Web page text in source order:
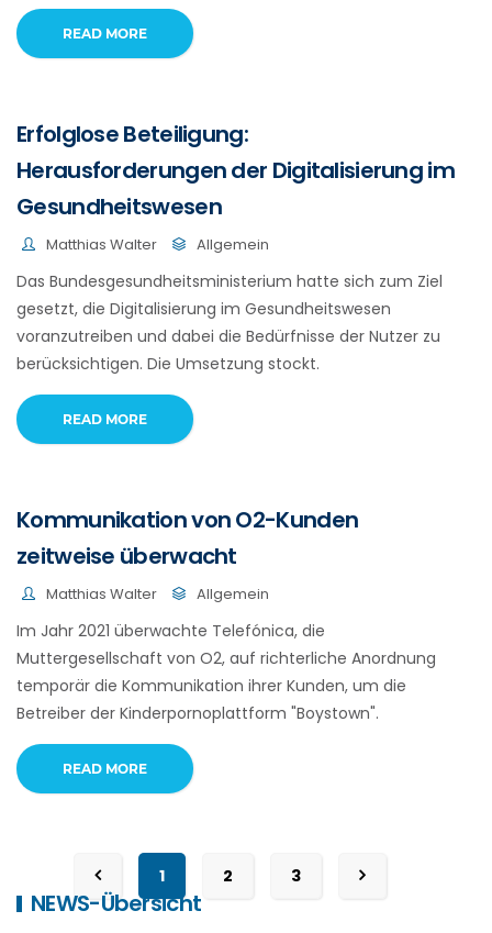
READ MORE
Erfolglose Beteiligung:
Herausforderungen der Digitalisierung im
Gesundheitswesen
Matthias Walter Allgemein
Das Bundesgesundheitsministerium hatte sich zum Ziel
gesetzt, die Digitalisierung im Gesundheitswesen
voranzutreiben und dabei die Bedürfnisse der Nutzer zu
berücksichtigen. Die Umsetzung stockt.
READ MORE
Kommunikation von O2-Kunden
zeitweise überwacht
Matthias Walter Allgemein
Im Jahr 2021 überwachte Telefónica, die
Muttergesellschaft von O2, auf richterliche Anordnung
temporär die Kommunikation ihrer Kunden, um die
Betreiber der Kinderpornoplattform "Boystown".
READ MORE
1 2 3
NEWS-Übersicht